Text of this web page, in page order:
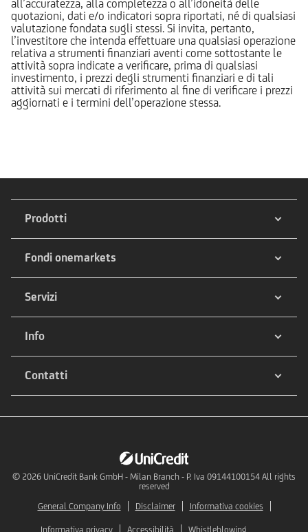
all’accuratezza, alla completezza o all’idoneità delle
quotazioni, dati e/o indicatori sopra riportati, né di qualsiasi
valutazione fondata sugli stessi. Si invita, pertanto,
l’investitore che intenda effettuare una qualsiasi operazione
relativa a strumenti finanziari aventi come sottostante le
attività sopra indicate a verificare, prima di qualsiasi
investimento, i prezzi degli strumenti finanziari e di tali
attività sui mercati di riferimento al fine di verificare i prezzi
aggiornati e i termini dell’operazione stessa.
Prodotti
Fondi onemarkets
Servizi
Info
Contatti
© 2026 UniCredit Bank GmbH - Milan Branch - P. Iva 09144100154 All rights
reserved
General Company Info
Disclaimer Informativa cookies
Informativa privacy Accessibilità Whistleblowing